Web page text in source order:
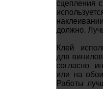
сцепления
должно.
Клей
для
согласно
или на
Работы